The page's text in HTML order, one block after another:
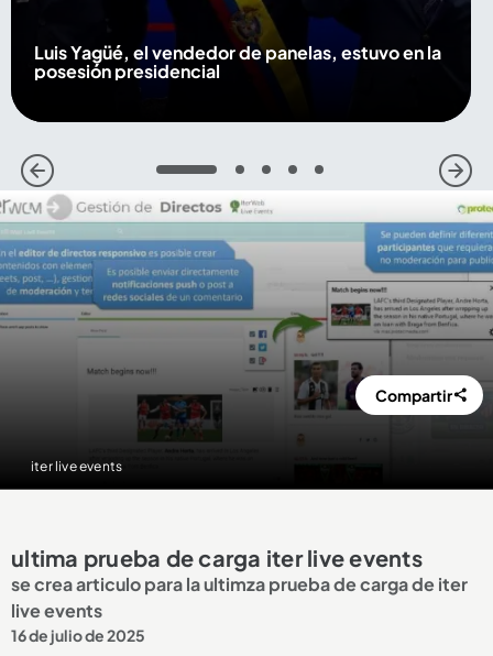
Luis Yagüé, el vendedor de panelas, estuvo en la
posesión presidencial
1 2 3 4 5
iter live events
Compartir
ultima prueba de carga iter live events
se crea articulo para la ultimza prueba de carga de iter
live events
16 de julio de 2025